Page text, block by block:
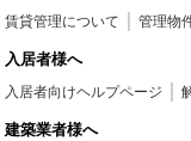
賃貸管理について 管理物
入居者様へ
入居者向けヘルプページ
建築業者様へ